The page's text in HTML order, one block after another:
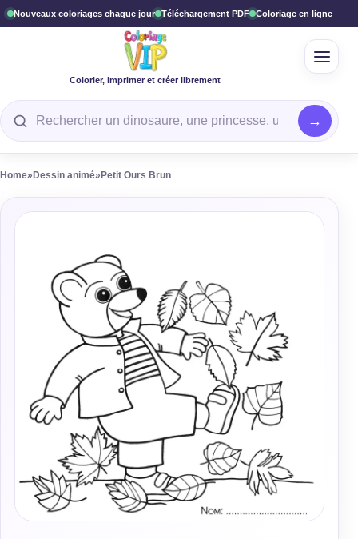
Nouveaux coloriages chaque jour Téléchargement PDF Coloriage en ligne
Colorier, imprimer et créer librement
Rechercher un coloriage
Home» Dessin animé» Petit Ours Brun